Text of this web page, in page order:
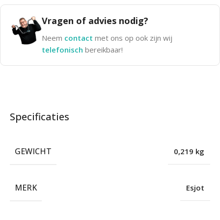
Vragen of advies nodig?
Neem contact met ons op ook zijn wij
telefonisch bereikbaar!
Specificaties
GEWICHT 0,219 kg
MERK Esjot